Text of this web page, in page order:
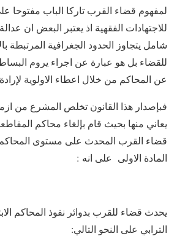
لمفهوم قضاء القرب تاركا الباب مفتوحا
للاجتهادات الفقهية اذ يعتبر البعض ان
شامل يتجاوز الحدود الجغرافية المرتبطة
للقضاء بل هو عبارة عن اجراء يروم
عن المحاكم من خلال اعطاء الاولوية
فبإصدار هذا القانون تخلص المشرع من
يعاني منها بحيث قام بإلغاء محاكم
قضاء القرب المحدث على مستوى المحاكم
المادة الاولى على انه :
يحدث قضاء للقرب بدوائر نفوذ المحاكم
الترابي على النحو التالي: